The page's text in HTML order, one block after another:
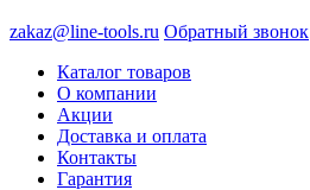
zakaz@line-tools.ru Обратный звонок
Каталог товаров
О компании
Акции
Доставка и оплата
Контакты
Гарантия